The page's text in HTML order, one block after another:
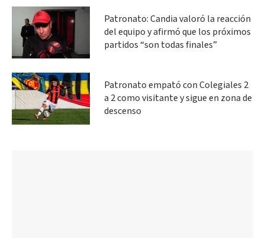
Patronato: Candia valoró la reacción
del equipo y afirmó que los próximos
partidos “son todas finales”
Patronato empató con Colegiales 2
a 2 como visitante y sigue en zona de
descenso